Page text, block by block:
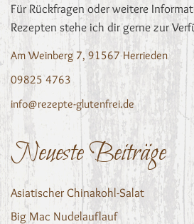
Für Rückfragen oder weitere
Rezepten stehe ich dir gerne zur
Am Weinberg 7, 91567 Herrieden
09825 4763
info@rezepte-glutenfrei.de
Neueste Beiträge
Asiatischer Chinakohl-Salat
Big Mac Nudelauflauf